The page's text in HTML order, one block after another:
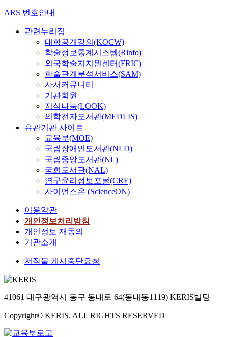
ARS 번호안내
관련누리집
대학공개강의(KOCW)
학술정보통계시스템(Rinfo)
외국학술지지원센터(FRIC)
학술관계분석서비스(SAM)
사서커뮤니티
기관회원
지식나눔(LOOK)
의학전자도서관(MEDLIS)
유관기관 사이트
교육부(MOE)
국립장애인도서관(NLD)
국립중앙도서관(NL)
국회도서관(NAL)
연구윤리정보포털(CRE)
사이언스온 (ScienceON)
이용약관
개인정보처리방침
개인정보 재동의
기관소개
저작물 게시중단요청
41061 대구광역시 동구 동내로 64(동내동1119) KERIS빌딩
Copyright© KERIS. ALL RIGHTS RESERVED